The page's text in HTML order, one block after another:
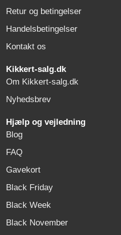
Retur og betingelser
Handelsbetingelser
Kontakt os
Kikkert-salg.dk
Om Kikkert-salg.dk
Nyhedsbrev
Hjælp og vejledning
Blog
FAQ
Gavekort
Black Friday
Black Week
Black November